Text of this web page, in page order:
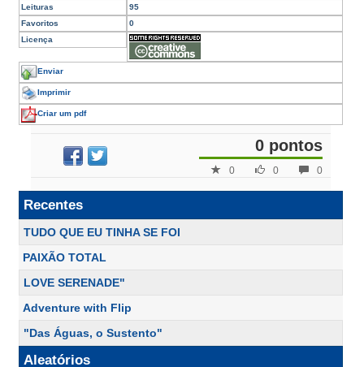
Leituras
95
Favoritos
0
Licença
Enviar
Imprimir
Criar um pdf
0 pontos
0
0
0
Recentes
TUDO QUE EU TINHA SE FOI
PAIXÃO TOTAL
LOVE SERENADE"
Adventure with Flip
"Das Águas, o Sustento"
Aleatórios